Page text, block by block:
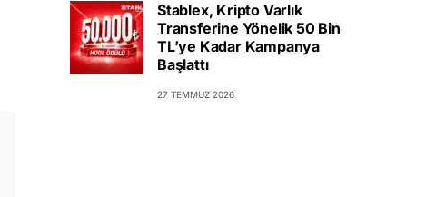
Stablex, Kripto Varlık
Transferine Yönelik 50 Bin
TL’ye Kadar Kampanya
Başlattı
27 TEMMUZ 2026